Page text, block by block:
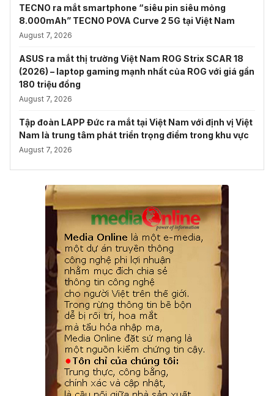
TECNO ra mắt smartphone “siêu pin siêu mỏng
8.000mAh” TECNO POVA Curve 2 5G tại Việt Nam
August 7, 2026
ASUS ra mắt thị trường Việt Nam ROG Strix SCAR 18
(2026) – laptop gaming mạnh nhất của ROG với giá gần
180 triệu đồng
August 7, 2026
Tập đoàn LAPP Đức ra mắt tại Việt Nam với định vị Việt
Nam là trung tâm phát triển trọng điểm trong khu vực
August 7, 2026